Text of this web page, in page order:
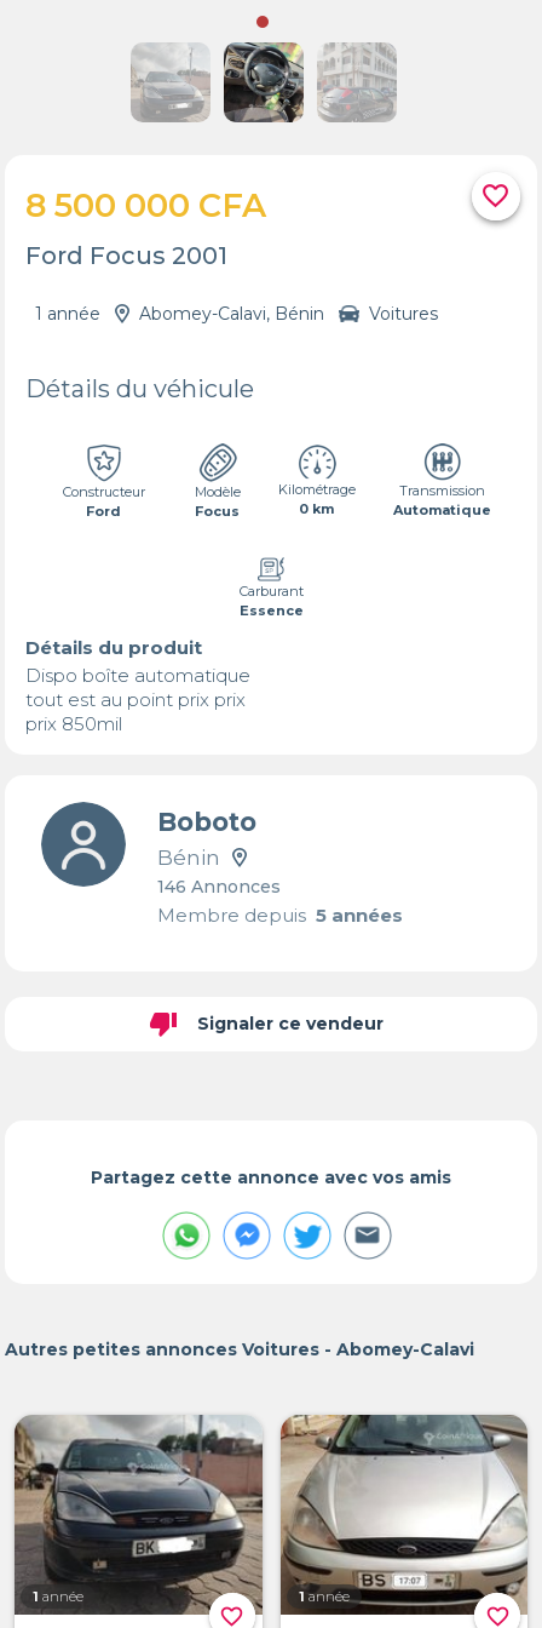
favorite_border
8 500 000 CFA
Ford Focus 2001
1 année Abomey-Calavi, Bénin Voitures
Détails du véhicule
Constructeur
Ford
Modèle
Focus
Kilométrage
0 km
Transmission
Automatique
Carburant
Essence
Détails du produit
Dispo boîte automatique
tout est au point prix prix
prix 850mil
Boboto
Bénin
146 Annonces
Membre depuis5 années
thumb_down Signaler ce vendeur
Partagez cette annonce avec vos amis
Autres petites annonces Voitures - Abomey-Calavi
favorite_border
1 année
favorite_border
1 année